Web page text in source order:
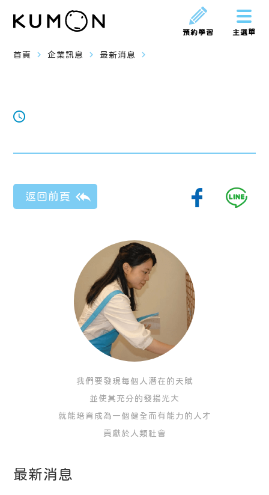
主選單
預約學習
首頁 navigate_next 企業訊息 navigate_next 最新消息 navigate_next
我們要發現每個人潛在的天賦
並使其充分的發揚光大
就能培育成為一個健全而有能力的人才
貢獻於人類社會
最新消息